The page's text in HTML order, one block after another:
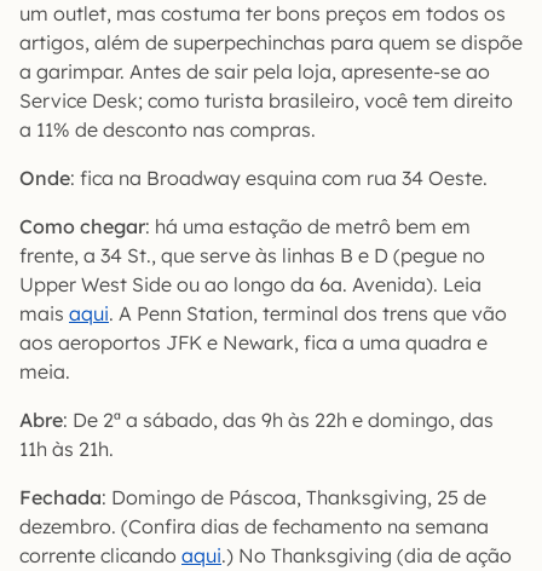
um outlet, mas costuma ter bons preços em todos os
artigos, além de superpechinchas para quem se dispõe
a garimpar. Antes de sair pela loja, apresente-se ao
Service Desk; como turista brasileiro, você tem direito
a 11% de desconto nas compras.
Onde: fica na Broadway esquina com rua 34 Oeste.
Como chegar: há uma estação de metrô bem em
frente, a 34 St., que serve às linhas B e D (pegue no
Upper West Side ou ao longo da 6a. Avenida). Leia
mais aqui. A Penn Station, terminal dos trens que vão
aos aeroportos JFK e Newark, fica a uma quadra e
meia.
Abre: De 2ª a sábado, das 9h às 22h e domingo, das
11h às 21h.
Fechada: Domingo de Páscoa, Thanksgiving, 25 de
dezembro. (Confira dias de fechamento na semana
corrente clicando aqui.) No Thanksgiving (dia de ação